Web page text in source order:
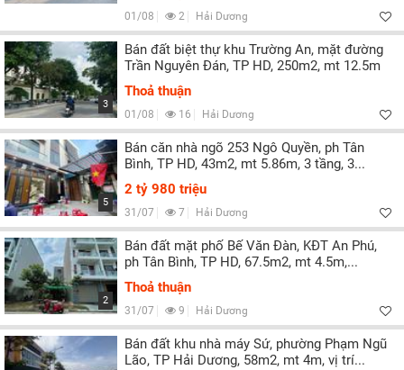
01/08 2 Hải Dương
3
Bán đất biệt thự khu Trường An, mặt đường
Trần Nguyên Đán, TP HD, 250m2, mt 12.5m
Thoả thuận
01/08 16 Hải Dương
5
Bán căn nhà ngõ 253 Ngô Quyền, ph Tân
Bình, TP HD, 43m2, mt 5.86m, 3 tầng, 3...
2 tỷ 980 triệu
31/07 7 Hải Dương
2
Bán đất mặt phố Bế Văn Đàn, KĐT An Phú,
ph Tân Bình, TP HD, 67.5m2, mt 4.5m,...
Thoả thuận
31/07 9 Hải Dương
Bán đất khu nhà máy Sứ, phường Phạm Ngũ
Lão, TP Hải Dương, 58m2, mt 4m, vị trí...